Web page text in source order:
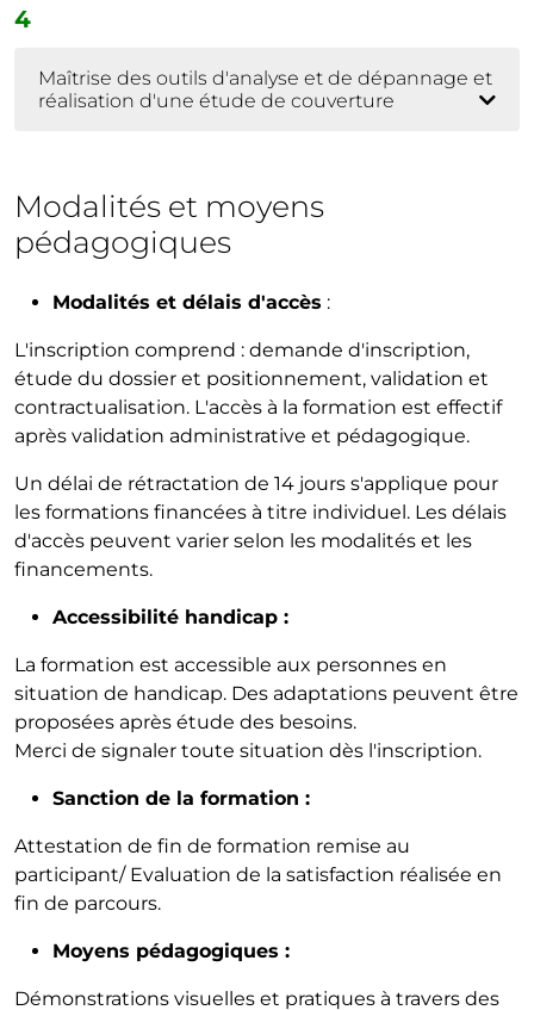
4
Maîtrise des outils d'analyse et de dépannage et
réalisation d'une étude de couverture
Modalités et moyens
pédagogiques
Modalités et délais d'accès :
L'inscription comprend : demande d'inscription,
étude du dossier et positionnement, validation et
contractualisation. L'accès à la formation est effectif
après validation administrative et pédagogique.
Un délai de rétractation de 14 jours s'applique pour
les formations financées à titre individuel. Les délais
d'accès peuvent varier selon les modalités et les
financements.
Accessibilité handicap :
La formation est accessible aux personnes en
situation de handicap. Des adaptations peuvent être
proposées après étude des besoins.
Merci de signaler toute situation dès l'inscription.
Sanction de la formation :
Attestation de fin de formation remise au
participant/ Evaluation de la satisfaction réalisée en
fin de parcours.
Moyens pédagogiques :
Démonstrations visuelles et pratiques à travers des